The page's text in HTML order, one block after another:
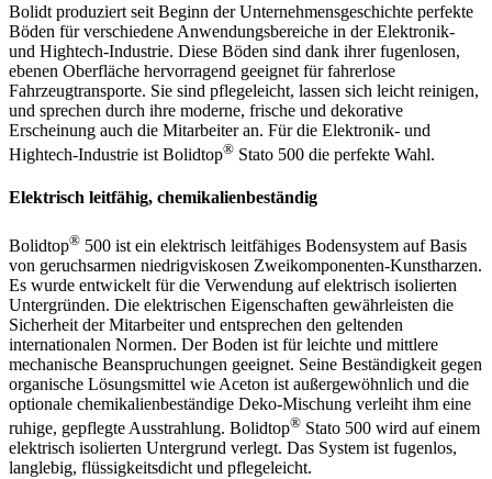
Bolidt produziert seit Beginn der Unternehmensgeschichte perfekte
Böden für verschiedene Anwendungsbereiche in der Elektronik-
und Hightech-Industrie. Diese Böden sind dank ihrer fugenlosen,
ebenen Oberfläche hervorragend geeignet für fahrerlose
Fahrzeugtransporte. Sie sind pflegeleicht, lassen sich leicht reinigen,
und sprechen durch ihre moderne, frische und dekorative
Erscheinung auch die Mitarbeiter an. Für die Elektronik- und
Hightech-Industrie ist Bolidtop® Stato 500 die perfekte Wahl.
Elektrisch leitfähig, chemikalienbeständig
Bolidtop® 500 ist ein elektrisch leitfähiges Bodensystem auf Basis
von geruchsarmen niedrigviskosen Zweikomponenten-Kunstharzen.
Es wurde entwickelt für die Verwendung auf elektrisch isolierten
Untergründen. Die elektrischen Eigenschaften gewährleisten die
Sicherheit der Mitarbeiter und entsprechen den geltenden
internationalen Normen. Der Boden ist für leichte und mittlere
mechanische Beanspruchungen geeignet. Seine Beständigkeit gegen
organische Lösungsmittel wie Aceton ist außergewöhnlich und die
optionale chemikalienbeständige Deko-Mischung verleiht ihm eine
ruhige, gepflegte Ausstrahlung. Bolidtop® Stato 500 wird auf einem
elektrisch isolierten Untergrund verlegt. Das System ist fugenlos,
langlebig, flüssigkeitsdicht und pflegeleicht.